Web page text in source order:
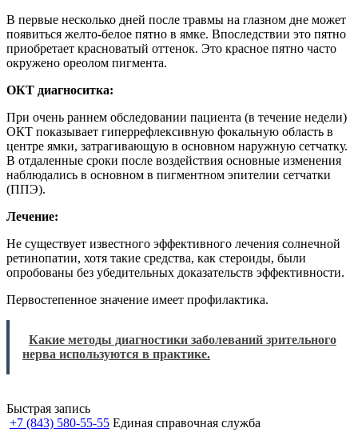
В первые несколько дней после травмы на глазном дне может
появиться желто-белое пятно в ямке. Впоследствии это пятно
приобретает красноватый оттенок. Это красное пятно часто
окружено ореолом пигмента.
ОКТ диагноситка:
При очень раннем обследовании пациента (в течение недели)
ОКТ показывает гиперрефлексивную фокальную область в
центре ямки, затрагивающую в основном наружную сетчатку.
В отдаленные сроки после воздействия основные изменения
наблюдались в основном в пигментном эпителии сетчатки
(ППЭ).
Лечение:
Не существует известного эффективного лечения солнечной
ретинопатии, хотя такие средства, как стероиды, были
опробованы без убедительных доказательств эффективности.
Первостепенное значение имеет профилактика.
Какие методы диагностики заболеваний зрительного
нерва используются в практике.
Быстрая запись
+7 (843) 580-55-55 Единая справочная служба